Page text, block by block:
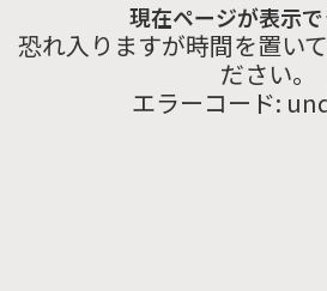
現在ページが表示
恐れ入りますが時間を置い
ださい。
エラーコード: